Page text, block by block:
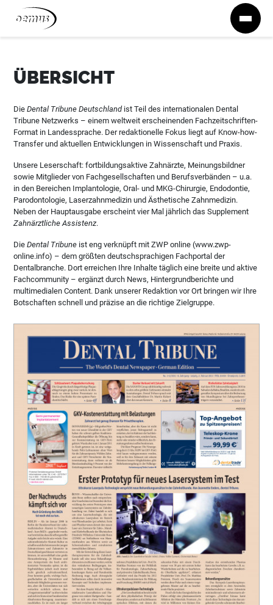
Zum Inhalt springen
ÜBERSICHT
DieDental Tribune Deutschlandist Teil des internationalen Dental
Tribune Netzwerks – einem weltweit erscheinenden Fachzeitschriften-
Format in Landessprache. Der redaktionelle Fokus liegt auf Know-how-
Transfer und aktuellen Entwicklungen in Wissenschaft und Praxis.
Unsere Leserschaft: fortbildungsaktive Zahnärzte, Meinungsbildner
sowie Mitglieder von Fachgesellschaften und Berufsverbänden – u.a.
in den Bereichen Implantologie, Oral- und MKG-Chirurgie, Endodontie,
Parodontologie, Laserzahnmedizin und Ästhetische Zahnmedizin.
Neben der Hauptausgabe erscheint vier Mal jährlich das Supplement
Zahnärztliche Assistenz.
DieDental Tribune ist eng verknüpft mit ZWP online (www.zwp-
online.info) – dem größten deutschsprachigen Fachportal der
Dentalbranche. Dort erreichen Ihre Inhalte täglich eine breite und aktive
Fachcommunity – ergänzt durch News, Hintergrundberichte und
multimedialen Content. Dank unserer Redaktion vor Ort bringen wir Ihre
Botschaften schnell und präzise an die richtige Zielgruppe.